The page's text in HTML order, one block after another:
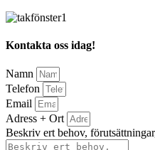
Kontakta oss idag!
Namn
Telefon
Email
Adress + Ort
Beskriv ert behov,